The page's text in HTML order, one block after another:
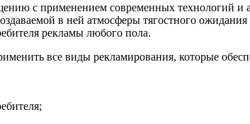
с применением современных технологий и
в ней атмосферы тягостного
рекламы любого пола.
все виды рекламирования, которые